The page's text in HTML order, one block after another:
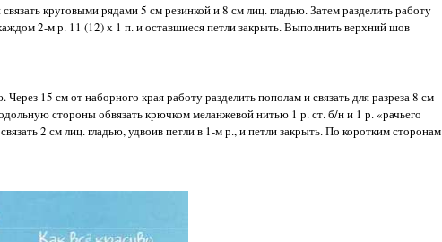
круговыми рядами 5 см резинкой и 8 см лиц. гладью. Затем разделить работу
2-м р. 11 (12) х 1 п. и оставшиеся петли закрыть. Выполнить верхний шов
15 см от наборного края работу разделить пополам и связать для разреза 8 см
стороны обвязать крючком меланжевой нитью 1 р. ст. б/н и 1 р. «рачьего
2 см лиц. гладью, удвоив петли в 1-м р., и петли закрыть. По коротким сторонам